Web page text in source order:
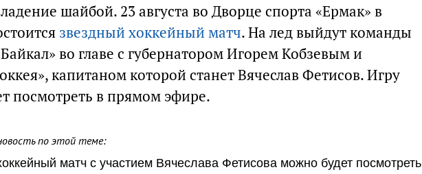
шайбой. 23 августа во Дворце спорта «Ермак» в
звездный хоккейный матч. На лед выйдут команды
во главе с губернатором Игорем Кобзевым и
капитаном которой станет Вячеслав Фетисов. Игру
посмотреть в прямом эфире.
по этой теме:
матч с участием Вячеслава Фетисова можно будет посмотреть